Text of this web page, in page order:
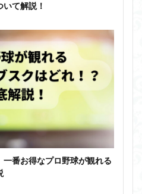
て解説！
一番お得なプロ野球が観れる